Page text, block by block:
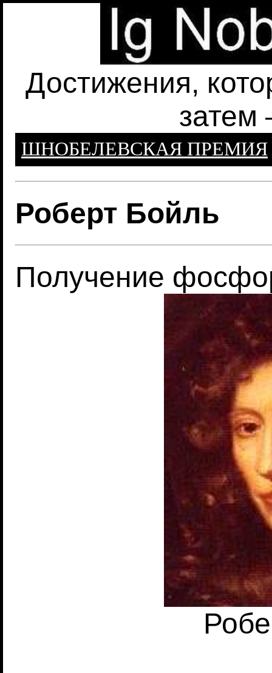
Достижения,
затем
ШНОБЕЛЕВСКАЯ ПРЕМИЯ
Роберт Бойль
Получение